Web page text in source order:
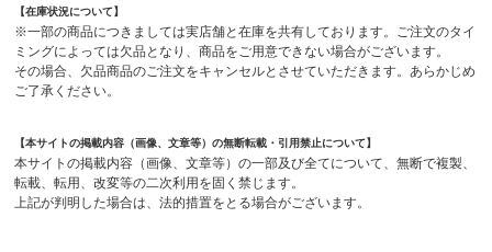
【在庫状況について】
※一部の商品につきましては実店舗と在庫を共有しております。ご注文のタイ
ミングによっては欠品となり、商品をご用意できない場合がございます。
その場合、欠品商品のご注文をキャンセルとさせていただきます。あらかじめ
ご了承ください。
【本サイトの掲載内容（画像、文章等）の無断転載・引用禁止について】
本サイトの掲載内容（画像、文章等）の一部及び全てについて、無断で複製、
転載、転用、改変等の二次利用を固く禁じます。
上記が判明した場合は、法的措置をとる場合がございます。